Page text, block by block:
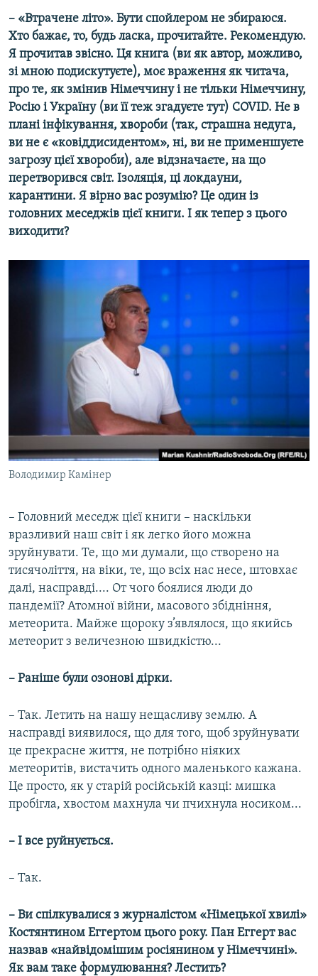
– «Втрачене літо». Бути спойлером не збираюся.
Хто бажає, то, будь ласка, прочитайте. Рекомендую.
Я прочитав звісно. Ця книга (ви як автор, можливо,
зі мною подискутуєте), моє враження як читача,
про те, як змінив Німеччину і не тільки Німеччину,
Росію і Україну (ви її теж згадуєте тут) COVID. Не в
плані інфікування, хвороби (так, страшна недуга,
ви не є «ковіддисидентом», ні, ви не применшуєте
загрозу цієї хвороби), але відзначаєте, на що
перетворився світ. Ізоляція, ці локдауни,
карантини. Я вірно вас розумію? Це один із
головних меседжів цієї книги. І як тепер з цього
виходити?
Володимир Камінер
– Головний меседж цієї книги – наскільки
вразливий наш світ і як легко його можна
зруйнувати. Те, що ми думали, що створено на
тисячоліття, на віки, те, що всіх нас несе, штовхає
далі, насправді.... От чого боялися люди до
пандемії? Атомної війни, масового збідніння,
метеорита. Майже щороку з’являлося, що якийсь
метеорит з величезною швидкістю...
– Раніше були озонові дірки.
– Так. Летить на нашу нещасливу землю. А
насправді виявилося, що для того, щоб зруйнувати
це прекрасне життя, не потрібно ніяких
метеоритів, вистачить одного маленького кажана.
Це просто, як у старій російській казці: мишка
пробігла, хвостом махнула чи пчихнула носиком...
– І все руйнується.
– Так.
– Ви спілкувалися з журналістом «Німецької хвилі»
Костянтином Еггертом цього року. Пан Еггерт вас
назвав «найвідомішим росіянином у Німеччині».
Як вам таке формулювання? Лестить?